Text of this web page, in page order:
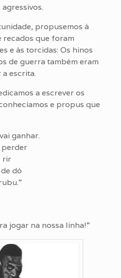
propusemos à
recados que foram
e às torcidas: Os hinos
de guerra também eram
escrita.
a escrever os
e propus que
ganhar.
perder
rir
dó
jogar na nossa linha!”